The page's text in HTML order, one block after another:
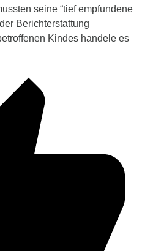
seine “tief empfundene
Berichterstattung
Kindes handele es